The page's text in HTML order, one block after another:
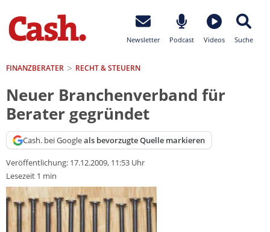
Newsletter Podcast Videos Suche
FINANZBERATER RECHT & STEUERN
Neuer Branchenverband für
Berater gegründet
Cash. bei Googleals bevorzugte Quelle markieren
Veröffentlichung: 17.12.2009, 11:53 Uhr
Lesezeit 1 min